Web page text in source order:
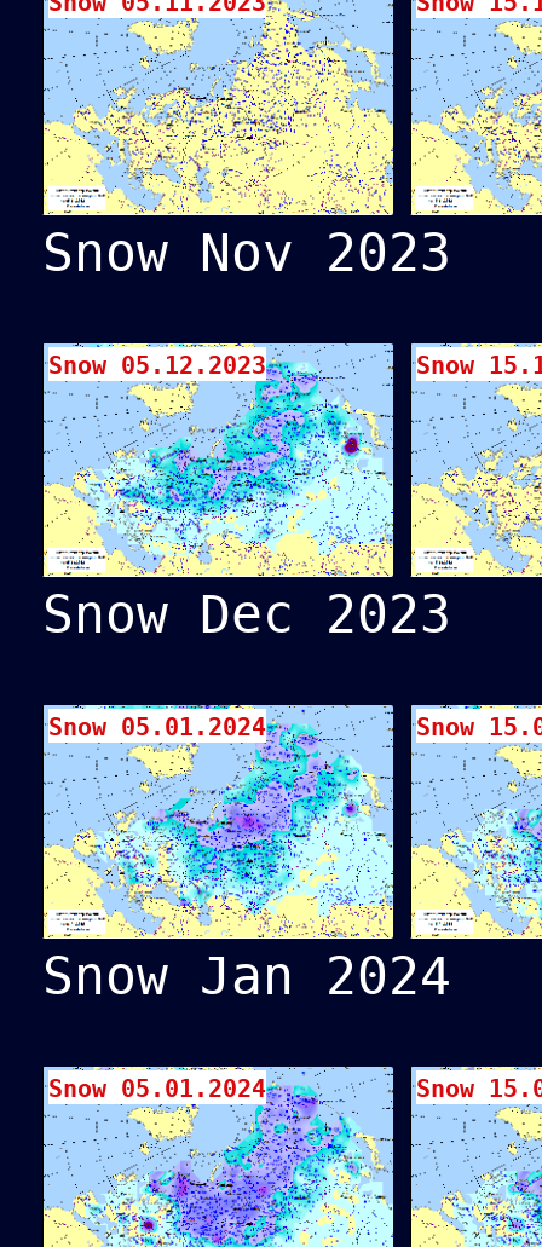
Snow Nov 2023
Snow 05.12.2023 Snow
Snow Dec 2023
Snow 05.01.2024 Snow
Snow Jan 2024
Snow 05.01.2024 Snow